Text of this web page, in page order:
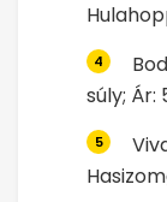
4
súly; Ár:
5